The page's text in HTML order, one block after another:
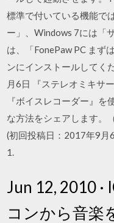
標準で付いている機能で
ー」、Windows 7には「
は、「FonePaw PC まず
ンにインストールしてく
月6日 『ステレオミキサ
『ボイスレコーダー』
な方法をシェアします。
(初回投稿日：2017年9
1.
Jun 12, 2010
コンから音楽